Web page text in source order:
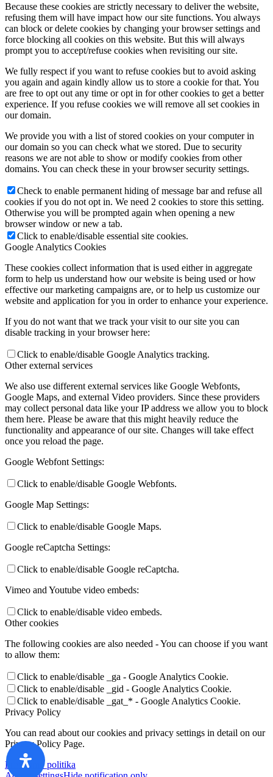
Because these cookies are strictly necessary to deliver the website,
refusing them will have impact how our site functions. You always
can block or delete cookies by changing your browser settings and
force blocking all cookies on this website. But this will always
prompt you to accept/refuse cookies when revisiting our site.
We fully respect if you want to refuse cookies but to avoid asking
you again and again kindly allow us to store a cookie for that. You
are free to opt out any time or opt in for other cookies to get a better
experience. If you refuse cookies we will remove all set cookies in
our domain.
We provide you with a list of stored cookies on your computer in
our domain so you can check what we stored. Due to security
reasons we are not able to show or modify cookies from other
domains. You can check these in your browser security settings.
Check to enable permanent hiding of message bar and refuse all
cookies if you do not opt in. We need 2 cookies to store this setting.
Otherwise you will be prompted again when opening a new
browser window or new a tab.
Click to enable/disable essential site cookies.
Google Analytics Cookies
These cookies collect information that is used either in aggregate
form to help us understand how our website is being used or how
effective our marketing campaigns are, or to help us customize our
website and application for you in order to enhance your experience.
If you do not want that we track your visit to our site you can
disable tracking in your browser here:
Click to enable/disable Google Analytics tracking.
Other external services
We also use different external services like Google Webfonts,
Google Maps, and external Video providers. Since these providers
may collect personal data like your IP address we allow you to block
them here. Please be aware that this might heavily reduce the
functionality and appearance of our site. Changes will take effect
once you reload the page.
Google Webfont Settings:
Click to enable/disable Google Webfonts.
Google Map Settings:
Click to enable/disable Google Maps.
Google reCaptcha Settings:
Click to enable/disable Google reCaptcha.
Vimeo and Youtube video embeds:
Click to enable/disable video embeds.
Other cookies
The following cookies are also needed - You can choose if you want
to allow them:
Click to enable/disable _ga - Google Analytics Cookie.
Click to enable/disable _gid - Google Analytics Cookie.
Click to enable/disable _gat_* - Google Analytics Cookie.
Privacy Policy
You can read about our cookies and privacy settings in detail on our
Privacy Policy Page.
Privatumo politika